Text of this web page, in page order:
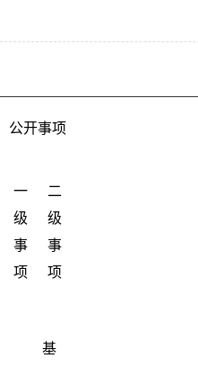
公开事项
一
级
事
项
二
级
事
项
基